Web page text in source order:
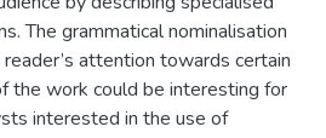
The grammatical nominalisation
attention towards certain
the work could be interesting for
interested in the use of